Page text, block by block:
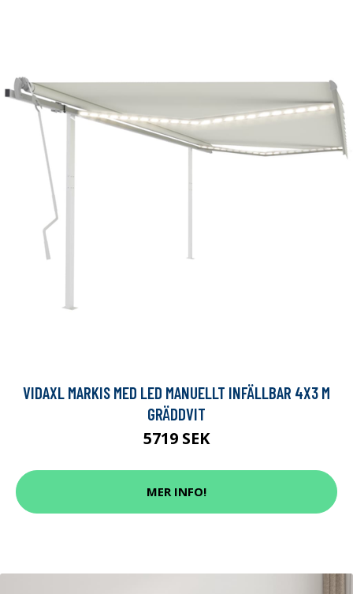
VIDAXL MARKIS MED LED MANUELLT INFÄLLBAR 4X3 M
GRÄDDVIT
5719 SEK
MER INFO!